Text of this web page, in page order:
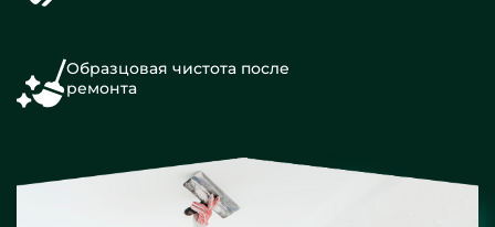
Образцовая чистота после
ремонта